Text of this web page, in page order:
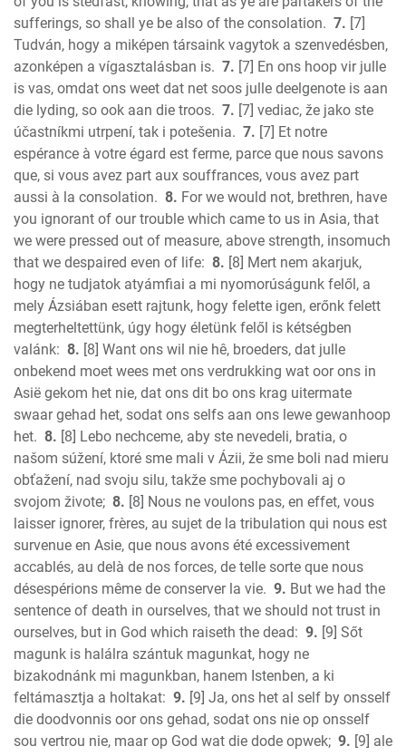
sufferings, so shall ye be also of the consolation. 7. [7]
Tudván, hogy a miképen társaink vagytok a szenvedésben,
azonképen a vígasztalásban is. 7. [7] En ons hoop vir julle
is vas, omdat ons weet dat net soos julle deelgenote is aan
die lyding, so ook aan die troos. 7. [7] vediac, že jako ste
účastníkmi utrpení, tak i potešenia. 7. [7] Et notre
espérance à votre égard est ferme, parce que nous savons
que, si vous avez part aux souffrances, vous avez part
aussi à la consolation. 8. For we would not, brethren, have
you ignorant of our trouble which came to us in Asia, that
we were pressed out of measure, above strength, insomuch
that we despaired even of life: 8. [8] Mert nem akarjuk,
hogy ne tudjatok atyámfiai a mi nyomorúságunk felől, a
mely Ázsiában esett rajtunk, hogy felette igen, erőnk felett
megterheltettünk, úgy hogy életünk felől is kétségben
valánk: 8. [8] Want ons wil nie hê, broeders, dat julle
onbekend moet wees met ons verdrukking wat oor ons in
Asië gekom het nie, dat ons dit bo ons krag uitermate
swaar gehad het, sodat ons selfs aan ons lewe gewanhoop
het. 8. [8] Lebo nechceme, aby ste nevedeli, bratia, o
našom súžení, ktoré sme mali v Ázii, že sme boli nad mieru
obťažení, nad svoju silu, takže sme pochybovali aj o
svojom živote; 8. [8] Nous ne voulons pas, en effet, vous
laisser ignorer, frères, au sujet de la tribulation qui nous est
survenue en Asie, que nous avons été excessivement
accablés, au delà de nos forces, de telle sorte que nous
désespérions même de conserver la vie. 9. But we had the
sentence of death in ourselves, that we should not trust in
ourselves, but in God which raiseth the dead: 9. [9] Sőt
magunk is halálra szántuk magunkat, hogy ne
bizakodnánk mi magunkban, hanem Istenben, a ki
feltámasztja a holtakat: 9. [9] Ja, ons het al self by onsself
die doodvonnis oor ons gehad, sodat ons nie op onsself
sou vertrou nie, maar op God wat die dode opwek; 9. [9] ale